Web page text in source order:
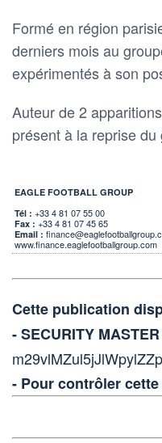
Formé en région
derniers mois au
expérimentés à son
Auteur de 2
présent à la reprise
EAGLE FOOTBALL GROUP
Tél : +33 4 81 07 55 00
Fax : +33 4 81 07 45 65
Email :
www.finance.eaglefootballgroup.com
Cette publication
- SECURITY
- Pour contrôler